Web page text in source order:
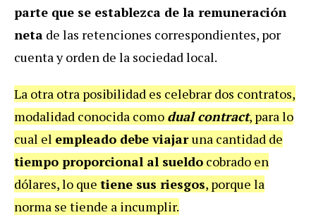
parte que se establezca de la remuneración
neta de las retenciones correspondientes, por
cuenta y orden de la sociedad local.
La otra otra posibilidad es celebrar dos contratos,
modalidad conocida como dual contract, para lo
cual el empleado debe viajaruna cantidad de
tiempo proporcional al sueldo cobrado en
dólares, lo que tiene sus riesgos, porque la
norma se tiende a incumplir.